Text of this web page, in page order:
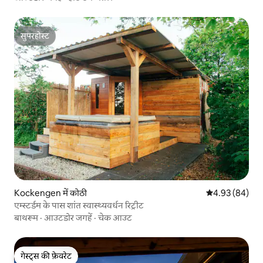
सुपरहोस्ट
सुपरहोस्ट
Kockengen में कोठी औसत रेटिंग 5 में
4.93 (84)
एम्स्टर्डम के पास शांत स्वास्थ्यवर्धन रिट्रीट
बाथरूम· आउटडोर जगहें ·चेक आउट
गेस्ट्स की फ़ेवरेट